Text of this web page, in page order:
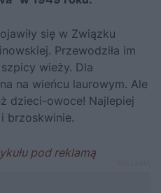
się w Związku
Przewodziła im
wieży. Dla
na wieńcu laurowym. Ale
dzieci-owoce! Najlepiej
brzoskwinie.